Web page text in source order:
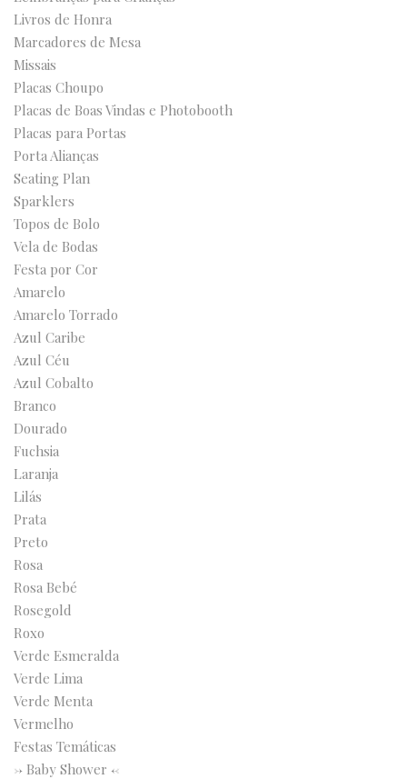
Livros de Honra
Marcadores de Mesa
Missais
Placas Choupo
Placas de Boas Vindas e Photobooth
Placas para Portas
Porta Alianças
Seating Plan
Sparklers
Topos de Bolo
Vela de Bodas
Festa por Cor
Amarelo
Amarelo Torrado
Azul Caribe
Azul Céu
Azul Cobalto
Branco
Dourado
Fuchsia
Laranja
Lilás
Prata
Preto
Rosa
Rosa Bebé
Rosegold
Roxo
Verde Esmeralda
Verde Lima
Verde Menta
Vermelho
Festas Temáticas
-> Baby Shower <-